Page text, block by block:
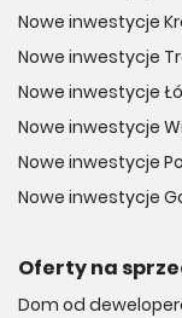
Nowe inwestycje
Nowe inwestycje
Nowe inwestycje
Nowe inwestycje
Nowe inwestycje
Nowe inwestycje
Oferty na
Dom od